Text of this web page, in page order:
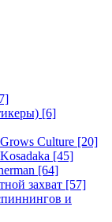
[6]
Culture [20]
[45]
[64]
захват [57]
и